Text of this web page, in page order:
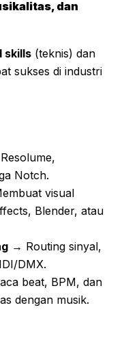
dan
skills (teknis) dan
sukses di industri
Notch.
visual
Blender, atau
→ Routing sinyal,
DMX.
beat, BPM, dan
dengan musik.